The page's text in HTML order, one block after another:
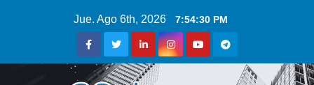
Jue. Ago 6th, 2026 7:54:31 PM